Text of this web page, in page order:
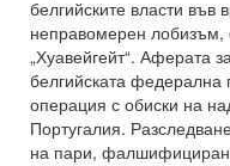
белгийските власти във
неправомерен лобизъм,
„Хуавейгейт“. Аферата
белгийската
операция с обиски на
Португалия.
на пари,